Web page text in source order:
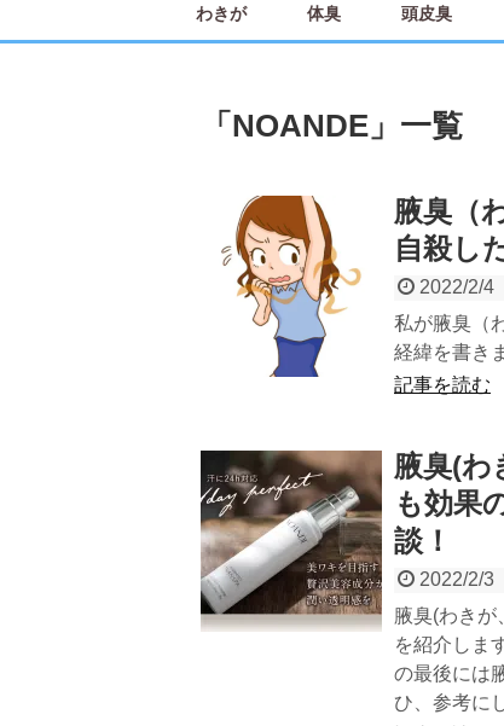
わきが 体臭 頭皮臭
「 NOANDE 」 一覧
腋臭（
自殺し
2022/2/4
私が腋臭（
経緯を書き
記事を読む
腋臭(わ
も効果
談！
2022/2/3
腋臭(わきが
を紹介しま
の最後には
ひ、参考に